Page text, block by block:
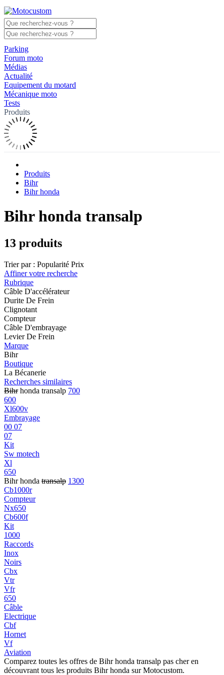
Parking
Forum moto
Médias
Actualité
Equipement du motard
Mécanique moto
Tests
Produits
Produits
Bihr
Bihr honda
Bihr honda transalp
13 produits
Trier par : Popularité Prix
Affiner votre recherche
Rubrique
Câble D'accélérateur
Durite De Frein
Clignotant
Compteur
Câble D'embrayage
Levier De Frein
Marque
Bihr
Boutique
La Bécanerie
Recherches similaires
Bihrhonda transalp 700
600
Xl600v
Embrayage
00 07
07
Kit
Sw motech
Xl
650
Bihr honda transalp 1300
Cb1000r
Compteur
Nx650
Cb600f
Kit
1000
Raccords
Inox
Noirs
Cbx
Vtr
Vfr
650
Câble
Electrique
Cbf
Hornet
Vf
Aviation
Comparez toutes les offres de Bihr honda transalp pas cher en
découvrant tous les produits Bihr honda sur Motocustom.